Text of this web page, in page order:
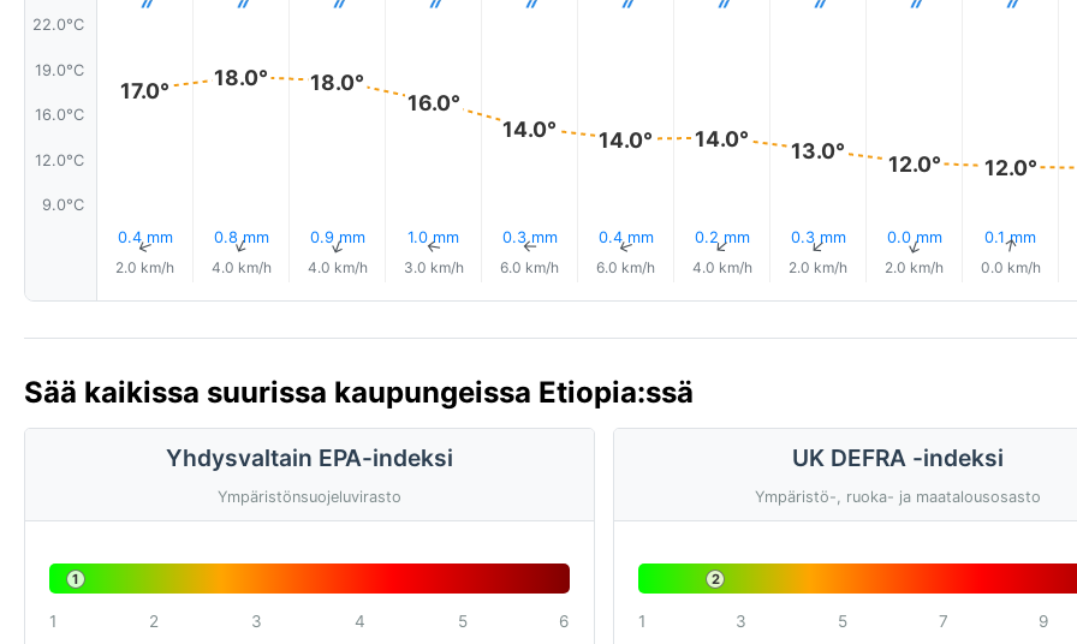
22.0°C
19.0°C
16.0°C
12.0°C
9.0°C
17.0°
0.4 mm
↑
2.0 km/h
18.0°
0.8 mm
↑
4.0 km/h
18.0°
0.9 mm
↑
4.0 km/h
16.0°
1.0 mm
↑
3.0 km/h
14.0°
0.3 mm
↑
6.0 km/h
14.0°
0.4 mm
↑
6.0 km/h
14.0°
0.2 mm
↑
4.0 km/h
13.0°
0.3 mm
↑
2.0 km/h
12.0°
0.0 mm
↑
2.0 km/h
12.0°
0.1 mm
↑
0.0 km/h
Sää kaikissa suurissa kaupungeissa Etiopia:ssä
Yhdysvaltain EPA-indeksi
Ympäristönsuojeluvirasto
1
1 2 3 4 5 6
UK DEFRA -indeksi
Ympäristö-, ruoka- ja maatalousosasto
2
1 3 5 7 9